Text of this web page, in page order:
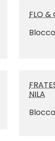
FLO &
NILA